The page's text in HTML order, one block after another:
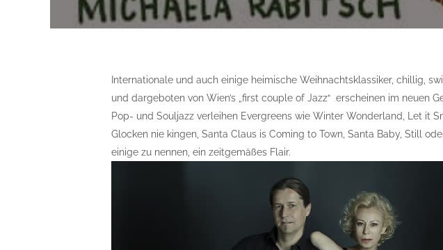
Internationale und auch einige heimische Weihnachtsklassiker, chillig,
und dargeboten von Wien’s „first couple of Jazz“ erscheinen im neuen
Pop- und Souljazz verleihen Evergreens wie Winter Wonderland, Let it
Glocken nie kingen, Santa Claus is Coming to Town, Santa Baby, Still
einige zu nennen, ein zeitgemäßes Flair.